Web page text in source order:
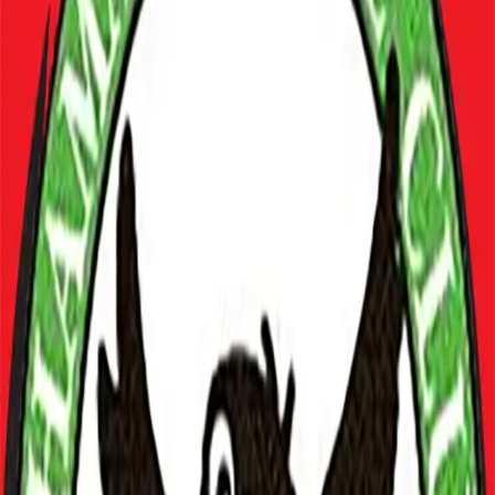
坂本 彩光 DF
高橋 侑志DF
伊藤勇志 MF
柴田 兼斗MF
深堀翔DF
51源河 高一郎DF
53片岡 桜FW
54 野村 翔我MF
55 濱口睦斗
56 三浦 豪輝
57 小笠原咲空
FW
58 西田 凜花
60門田樹GK
最近の試合
8/1(土)HOME
vsバディーU-10